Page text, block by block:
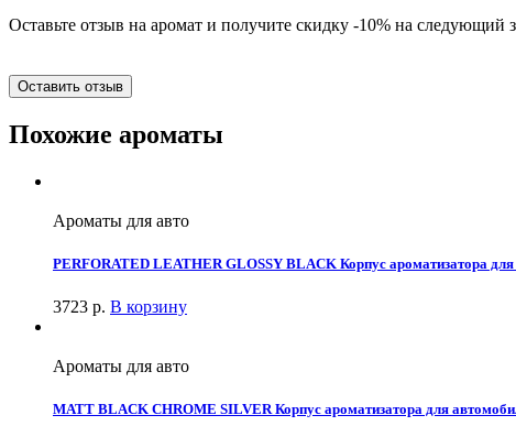
Оставьте отзыв на аромат и получите скидку -10% на следующий
Оставить отзыв
Похожие ароматы
Ароматы для авто
PERFORATED LEATHER GLOSSY BLACK Корпус ароматизатора
3723 р. В корзину
Ароматы для авто
MATT BLACK CHROME SILVER Корпус ароматизатора для